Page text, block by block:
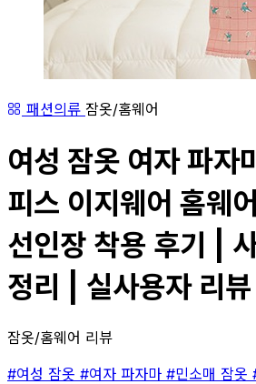
패션의류 잠옷/홈웨어
여성 잠옷 여자 파자
피스 이지웨어 홈웨
선인장 착용 후기 |
정리 | 실사용자 리
잠옷/홈웨어 리뷰
#여성 잠옷 #여자 파자마 #민소매 잠옷